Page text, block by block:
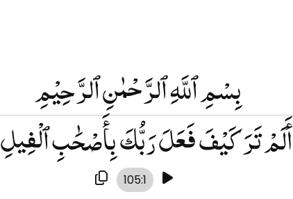
بِسْمِ ٱللَّهِ ٱلرَّحْمٰنِ ٱلرَّحِيْمِ
أَلَمْ تَرَ كَيْفَ فَعَلَ رَبُّكَ بِأَصْحَٰبِ ٱلْفِيلِ
105:1